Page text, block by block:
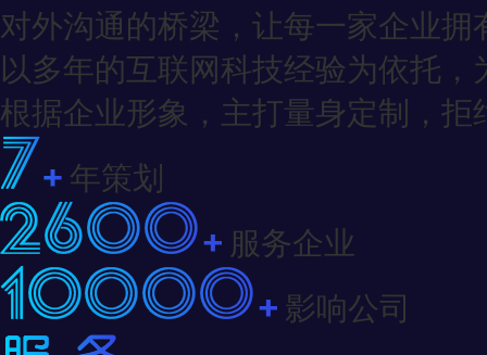
对外沟通的桥梁，让每一家企业拥
以多年的互联网科技经验为依托
根据企业形象，主打量身定制，
年策划
服务企业
影响公司